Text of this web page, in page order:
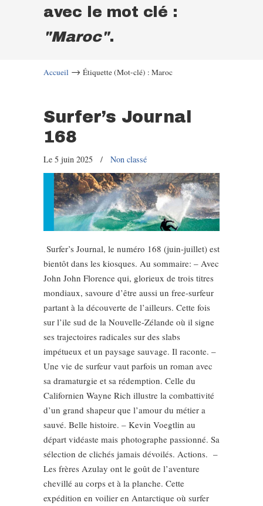
avec le mot clé :
"Maroc".
Accueil → Étiquette (Mot-clé) : Maroc
Surfer’s Journal
168
Le 5 juin 2025 / Non classé
Surfer’s Journal, le numéro 168 (juin-juillet) est
bientôt dans les kiosques. Au sommaire: – Avec
John John Florence qui, glorieux de trois titres
mondiaux, savoure d’être aussi un free-surfeur
partant à la découverte de l’ailleurs. Cette fois
sur l’ile sud de la Nouvelle-Zélande où il signe
ses trajectoires radicales sur des slabs
impétueux et un paysage sauvage. Il raconte. –
Une vie de surfeur vaut parfois un roman avec
sa dramaturgie et sa rédemption. Celle du
Californien Wayne Rich illustre la combattivité
d’un grand shapeur que l’amour du métier a
sauvé. Belle histoire. – Kevin Voegtlin au
départ vidéaste mais photographe passionné. Sa
sélection de clichés jamais dévoilés. Actions. –
Les frères Azulay ont le goût de l’aventure
chevillé au corps et à la planche. Cette
expédition en voilier en Antarctique où surfer